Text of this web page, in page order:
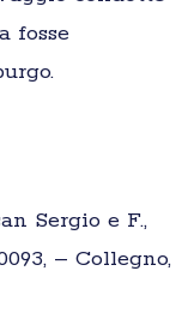
fosse
Sergio e F.,
– Collegno,